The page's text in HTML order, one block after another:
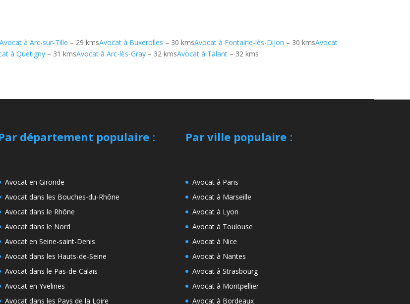
Avocat à Arc-sur-Tille – 29 kmsAvocat à Buxerolles – 30 kmsAvocat à Fontaine-lès-Dijon – 30 kmsAvocat
à Quetigny – 31 kmsAvocat à Arc-lès-Gray – 32 kmsAvocat à Talant – 32 kms
département populaire:
Avocat en Gironde
Avocat dans les Bouches-du-Rhône
Avocat dans le Rhône
Avocat dans le Nord
Avocat en Seine-saint-Denis
Avocat dans les Hauts-de-Seine
Avocat dans le Pas-de-Calais
Avocat en Yvelines
Avocat dans les Pays de la Loire
Par ville populaire:
Avocat à Paris
Avocat à Marseille
Avocat à Lyon
Avocat à Toulouse
Avocat à Nice
Avocat à Nantes
Avocat à Strasbourg
Avocat à Montpellier
Avocat à Bordeaux